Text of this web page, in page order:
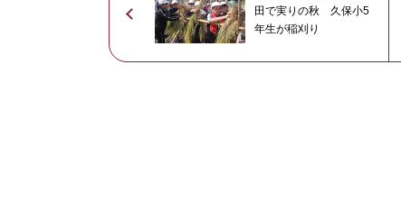
田で実りの秋 久保小5
年生が稲刈り